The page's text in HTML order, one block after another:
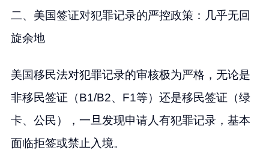
二、美国签证对犯罪记录的严控政策：几乎无回
旋余地
美国移民法对犯罪记录的审核极为严格，无论是
非移民签证（B1/B2、F1等）还是移民签证（绿
卡、公民），一旦发现申请人有犯罪记录，基本
面临拒签或禁止入境。